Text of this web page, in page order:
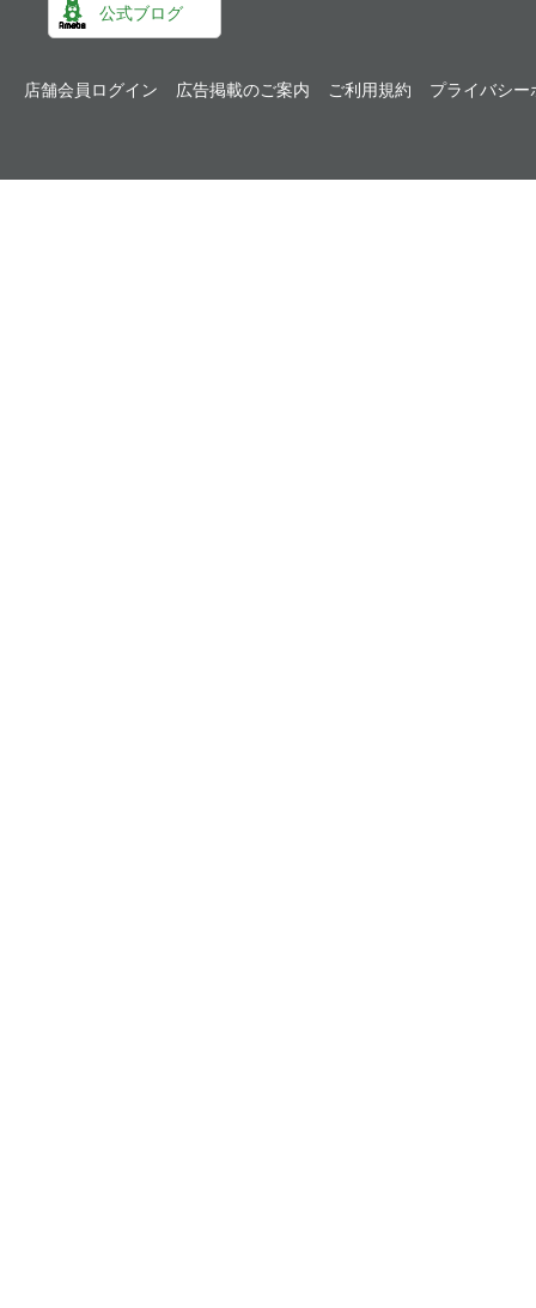
公式ブログ
店舗会員ログイン 広告掲載のご案内 ご利用規約 プライバシー